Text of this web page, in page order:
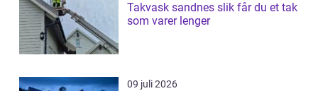
Takvask sandnes slik får du et tak
som varer lenger
09 juli 2026